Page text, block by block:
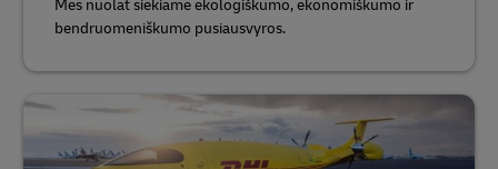
Mes nuolat siekiame ekologiškumo, ekonomiškumo ir
bendruomeniškumo pusiausvyros.